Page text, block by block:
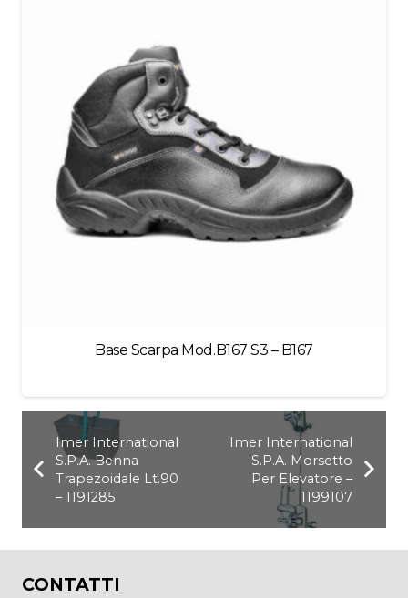
Base Scarpa Mod.B167 S3 – B167
Imer International
S.P.A. Benna
Trapezoidale Lt.90
– 1191285
Imer International
S.P.A. Morsetto
Per Elevatore –
1199107
CONTATTI